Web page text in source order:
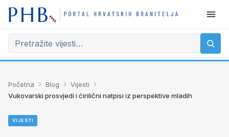
Početna › Blog › Vijesti ›
Vukovarski prosvjedi i ćirilični natpisi iz perspektive mladih
VIJESTI